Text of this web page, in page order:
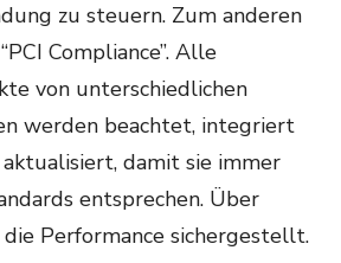
zu steuern. Zum anderen
Compliance”. Alle
von unterschiedlichen
werden beachtet, integriert
damit sie immer
entsprechen. Über
die Performance sichergestellt.